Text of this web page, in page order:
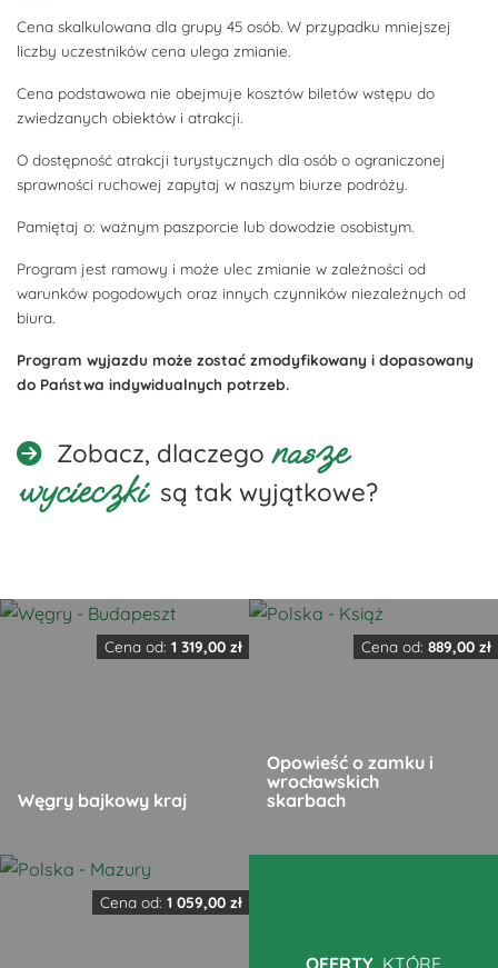
Cena skalkulowana dla grupy 45 osób. W przypadku mniejszej
liczby uczestników cena ulega zmianie.
Cena podstawowa nie obejmuje kosztów biletów wstępu do
zwiedzanych obiektów i atrakcji.
O dostępność atrakcji turystycznych dla osób o ograniczonej
sprawności ruchowej zapytaj w naszym biurze podróży.
Pamiętaj o: ważnym paszporcie lub dowodzie osobistym.
Program jest ramowy i może ulec zmianie w zależności od
warunków pogodowych oraz innych czynników niezależnych od
biura.
Program wyjazdu może zostać zmodyfikowany i dopasowany
do Państwa indywidualnych potrzeb.
Zobacz, dlaczego nasze
wycieczki są tak wyjątkowe?
Węgry bajkowy kraj
Cena od: 1 319,00 zł
Ten
Opowieść o zamku i
wrocławskich
skarbach
Cena od: 889,00 zł
produkt
Cena od: 1 059,00 zł
OFERTY, KTÓRE